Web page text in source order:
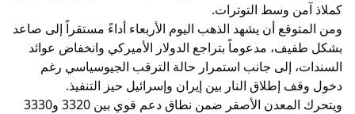
كملاذ آمن وسط التوترات.
ومن المتوقع أن يشهد الذهب اليوم الأربعاء أداءً مستقراً إلى صاعد
بشكل طفيف، مدعوماً بتراجع الدولار الأميركي وانخفاض عوائد
السندات، إلى جانب استمرار حالة الترقب الجيوسياسي رغم
دخول وقف إطلاق النار بين إيران وإسرائيل حيز التنفيذ.
ويتحرك المعدن الأصفر ضمن نطاق دعم قوي بين 3320 و3330